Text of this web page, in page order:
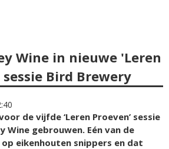
Wine in nieuwe 'Leren
Bird Brewery
de vijfde ‘Leren Proeven’ sessie
Wine gebrouwen. Eén van de
eikenhouten snippers en dat